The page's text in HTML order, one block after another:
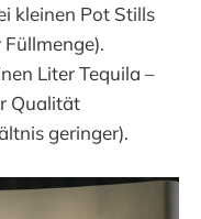
kleinen Pot Stills
Liter Tequila –
Qualität
geringer).